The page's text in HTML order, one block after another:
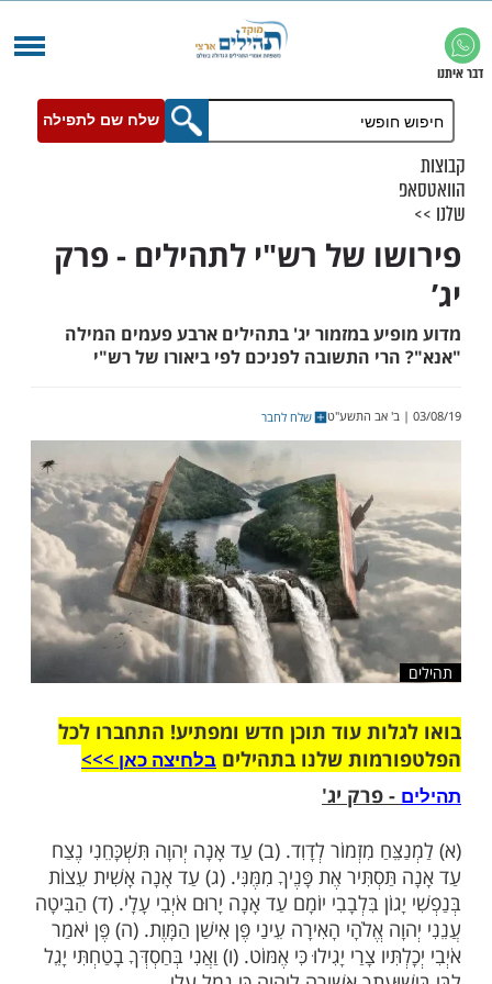
שלח שם לתפילה
של רש"י לתהילים - פרק
במזמור יג' בתהילים ארבע פעמים המילה
התשובה לפניכם לפי ביאורו של רש"י
שלח לחבר
עוד תוכן חדש ומפתיע! התחברו לכל
שלנו בתהיליםבלחיצה כאן >>>​